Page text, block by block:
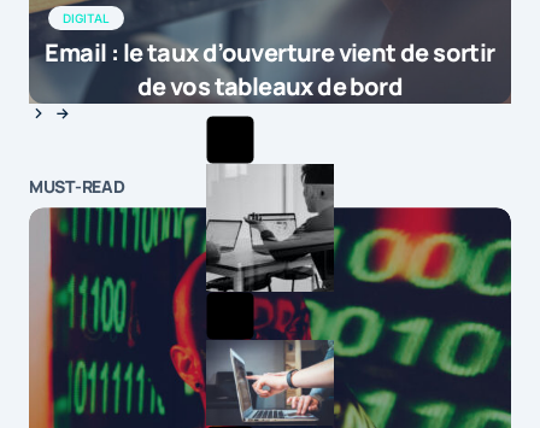
DIGITAL
Email : le taux d’ouverture vient de sortir
de vos tableaux de bord
MUST-READ